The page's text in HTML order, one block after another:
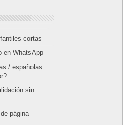
cortas
en WhatsApp
/ españolas
sin
página